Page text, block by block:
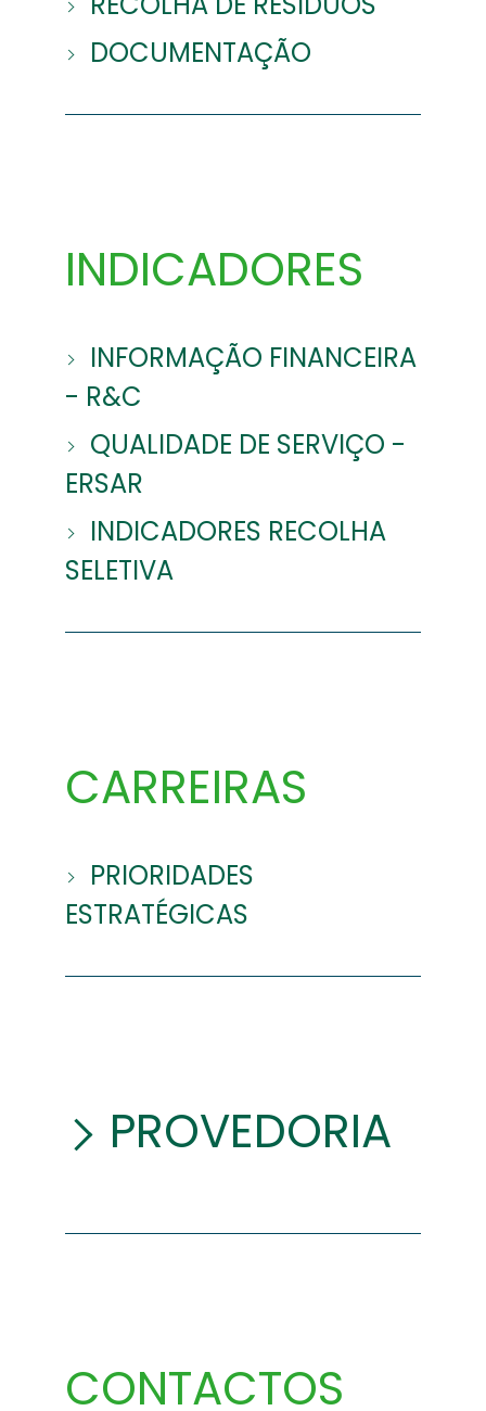
DOCUMENTAÇÃO
INDICADORES
INFORMAÇÃO FINANCEIRA
- R&C
QUALIDADE DE SERVIÇO -
ERSAR
INDICADORES RECOLHA
SELETIVA
CARREIRAS
PRIORIDADES
ESTRATÉGICAS
PROVEDORIA
CONTACTOS